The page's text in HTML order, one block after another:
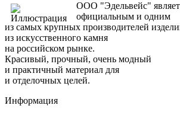
ООО "Эдельвейс"
официальным и одним
из самых крупных производителей
из искусственного камня
на российском рынке.
Красивый, прочный, очень модный
и практичный материал для
и отделочных целей.
Информация